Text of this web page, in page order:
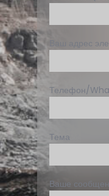
Ваш адрес
Телефон/
Тема
Ваше